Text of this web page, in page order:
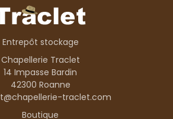
Entrepôt stockage
Chapellerie Traclet
14 Impasse Bardin
42300 Roanne
traclet.com
Boutique